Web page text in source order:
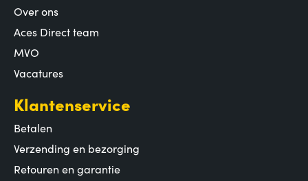
Over ons
Aces Direct team
MVO
Vacatures
Klantenservice
Betalen
Verzending en bezorging
Retouren en garantie